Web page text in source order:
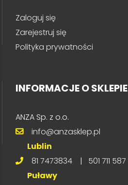
Zaloguj się
Zarejestruj się
Polityka prywatności
INFORMACJE O SKLEPIE
ANZA Sp. z o.o.
info@anzasklep.pl
Lublin
81 7473834 | 501 711 587
Puławy